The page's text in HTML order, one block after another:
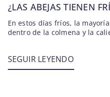
¿LAS ABEJAS TIENEN
En estos días fríos, la
dentro de la colmena y la
SEGUIR LEYENDO